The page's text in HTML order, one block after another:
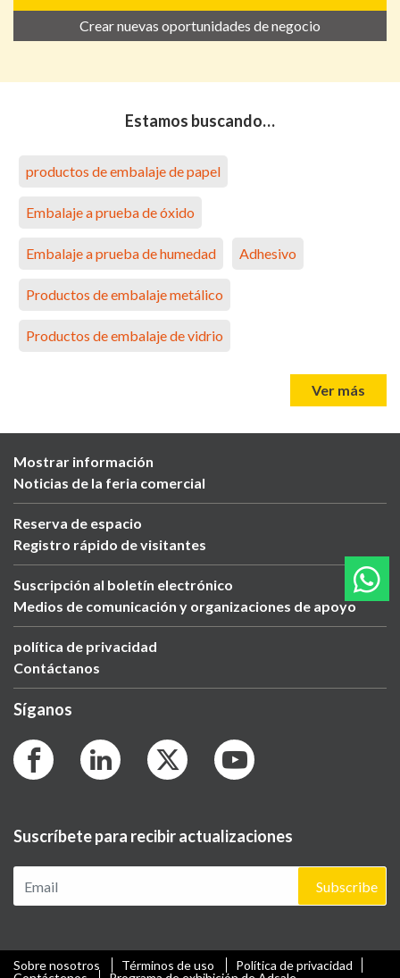
Crear nuevas oportunidades de negocio
Estamos buscando…
productos de embalaje de papel
Embalaje a prueba de óxido
Embalaje a prueba de humedad Adhesivo
Productos de embalaje metálico
Productos de embalaje de vidrio
Ver más
Mostrar información
Noticias de la feria comercial
Reserva de espacio
Registro rápido de visitantes
Suscripción al boletín electrónico
Medios de comunicación y organizaciones de apoyo
política de privacidad
Contáctanos
Síganos
Suscríbete para recibir actualizaciones
Subscribe
Sobre nosotros Términos de uso
Política de privacidad